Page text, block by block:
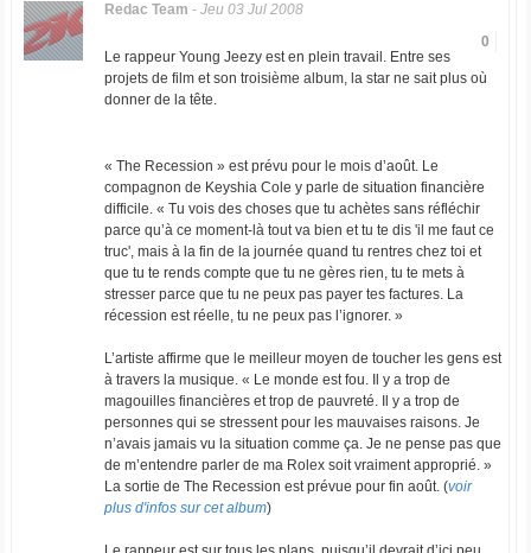
Redac Team - Jeu 03 Jul 2008
0
Le rappeur Young Jeezy est en plein travail. Entre ses
projets de film et son troisième album, la star ne sait plus où
donner de la tête.
« The Recession » est prévu pour le mois d’août. Le
compagnon de Keyshia Cole y parle de situation financière
difficile. « Tu vois des choses que tu achètes sans réfléchir
parce qu’à ce moment-là tout va bien et tu te dis 'il me faut ce
truc', mais à la fin de la journée quand tu rentres chez toi et
que tu te rends compte que tu ne gères rien, tu te mets à
stresser parce que tu ne peux pas payer tes factures. La
récession est réelle, tu ne peux pas l’ignorer. »
L’artiste affirme que le meilleur moyen de toucher les gens est
à travers la musique. « Le monde est fou. Il y a trop de
magouilles financières et trop de pauvreté. Il y a trop de
personnes qui se stressent pour les mauvaises raisons. Je
n’avais jamais vu la situation comme ça. Je ne pense pas que
de m’entendre parler de ma Rolex soit vraiment approprié. »
La sortie de The Recession est prévue pour fin août. (voir
plus d'infos sur cet album)